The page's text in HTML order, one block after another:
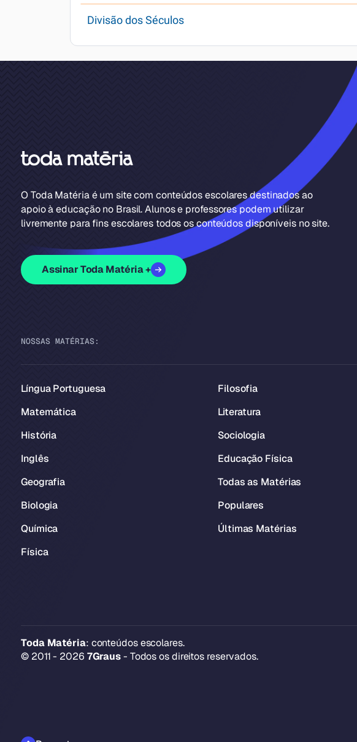
Divisão dos Séculos
O Toda Matéria é um site com conteúdos escolares destinados ao
apoio à educação no Brasil. Alunos e professores podem utilizar
livremente para fins escolares todos os conteúdos disponíveis no site.
Assinar Toda Matéria +
NOSSAS MATÉRIAS:
Língua Portuguesa
Matemática
História
Inglês
Geografia
Biologia
Química
Física
Filosofia
Literatura
Sociologia
Educação Física
Todas as Matérias
Populares
Últimas Matérias
Toda Matéria: conteúdos escolares.
© 2011 - 2026 7Graus- Todos os direitos reservados.